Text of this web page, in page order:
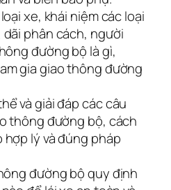
xe, khái niệm các loại
phân cách, người
đường bộ là gì,
gia giao thông đường
và giải đáp các câu
thông đường bộ, cách
lý và đúng pháp
đường bộ quy định